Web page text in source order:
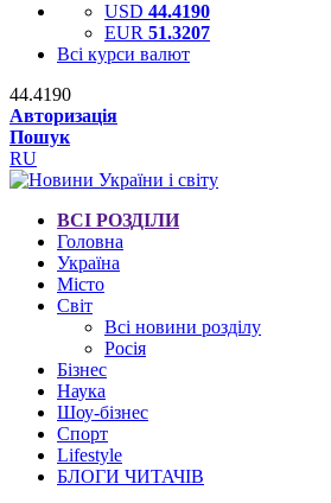
USD 44.4190
EUR 51.3207
Всі курси валют
44.4190
Авторизація
Пошук
RU
ВСІ РОЗДІЛИ
Головна
Україна
Місто
Світ
Всі новини розділу
Росія
Бізнес
Наука
Шоу-бізнес
Спорт
Lifestyle
БЛОГИ ЧИТАЧІВ